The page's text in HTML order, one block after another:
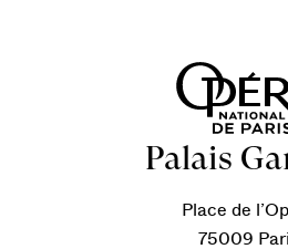
Palais
Place de
75009